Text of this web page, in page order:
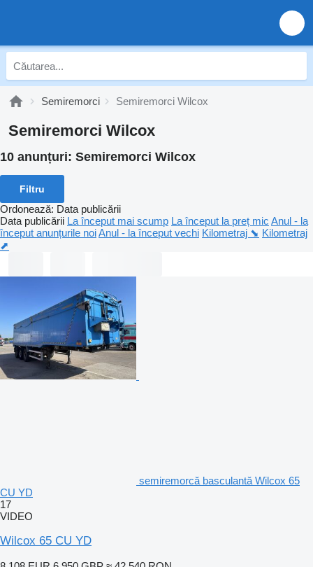
Semiremorci Semiremorci Wilcox
Semiremorci Wilcox
10 anunțuri: Semiremorci Wilcox
Filtru
Ordonează: Data publicării
Data publicării La început mai scump La început la preț mic Anul - la
început anunțurile noiAnul - la început vechi Kilometraj ⬊ Kilometraj
⬈
semiremorcă basculantă Wilcox 65
CU YD
17
VIDEO
Wilcox 65 CU YD